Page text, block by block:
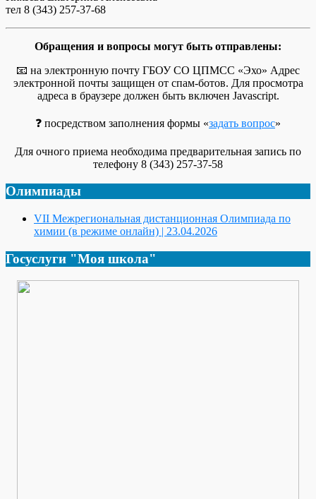
тел 8 (343) 257-37-68
Обращения и вопросы могут быть отправлены:
📧 на электронную почту ГБОУ СО ЦПМСС «Эхо» Адрес
электронной почты защищен от спам-ботов. Для просмотра
адреса в браузере должен быть включен Javascript.
❓ посредством заполнения формы «задать вопрос»
Для очного приема необходима предварительная запись по
телефону 8 (343) 257-37-58
Олимпиады
VII Межрегиональная дистанционная Олимпиада по
химии (в режиме онлайн) | 23.04.2026
Госуслуги "Моя школа"